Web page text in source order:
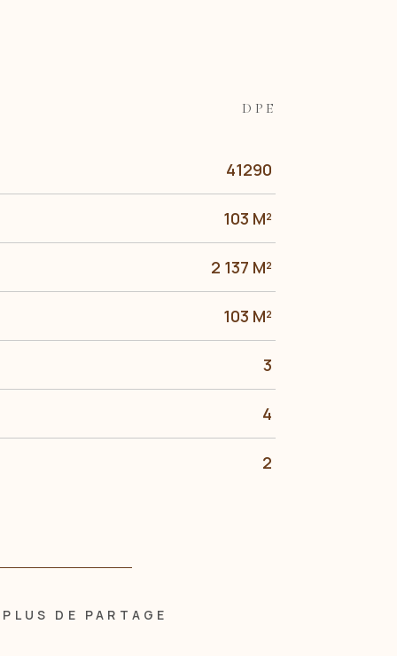
DPE
41290
103 M²
2 137 M²
103 M²
3
4
2
PLUS DE PARTAGE